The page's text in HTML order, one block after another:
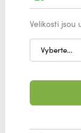
Velikosti jsou
Vyberte...